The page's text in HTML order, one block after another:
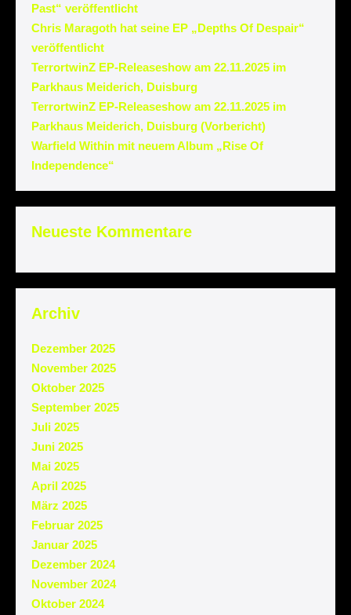
Past“ veröffentlicht
Chris Maragoth hat seine EP „Depths Of Despair“
veröffentlicht
TerrortwinZ EP-Releaseshow am 22.11.2025 im
Parkhaus Meiderich, Duisburg
TerrortwinZ EP-Releaseshow am 22.11.2025 im
Parkhaus Meiderich, Duisburg (Vorbericht)
Warfield Within mit neuem Album „Rise Of
Independence“
Neueste Kommentare
Archiv
Dezember 2025
November 2025
Oktober 2025
September 2025
Juli 2025
Juni 2025
Mai 2025
April 2025
März 2025
Februar 2025
Januar 2025
Dezember 2024
November 2024
Oktober 2024